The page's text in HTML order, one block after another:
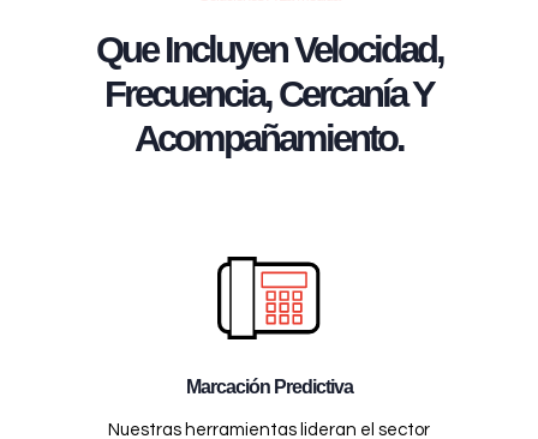
Que Incluyen Velocidad,
Frecuencia, Cercanía Y
Acompañamiento.
Marcación Predictiva
Nuestras herramientas lideran el sector